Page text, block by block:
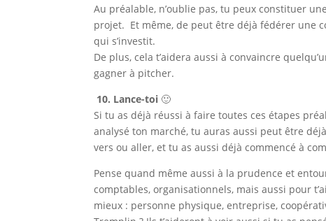
Au préalable, n’oublie pas, tu peux constituer
projet. Et même, de peut être déjà fédérer une
qui s’investit.
De plus, cela t’aidera aussi à convaincre
gagner à pitcher.
10. Lance-toi 🙂
Si tu as déjà réussi à faire toutes ces étapes
analysé ton marché, tu auras aussi peut être
vers ou aller, et tu as aussi déjà commencé à
Pense quand même aussi à la prudence et
comptables, organisationnels, mais aussi pour
mieux : personne physique, entreprise,